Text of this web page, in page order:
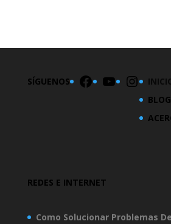
SÍGUENOS FacebookYouTube
BLOG
REDES E INTERNET
Como Solucionar Problemas